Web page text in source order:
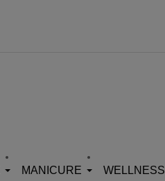
MANICURE WELLNESS